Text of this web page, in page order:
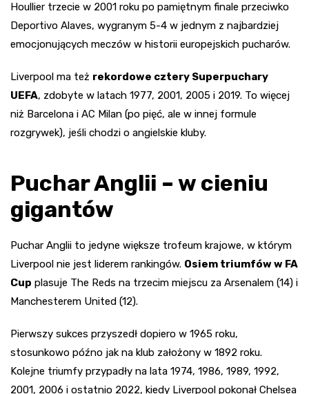
Houllier trzecie w 2001 roku po pamiętnym finale przeciwko
Deportivo Alaves, wygranym 5-4 w jednym z najbardziej
emocjonujących meczów w historii europejskich pucharów.
Liverpool ma też rekordowe cztery Superpuchary
UEFA, zdobyte w latach 1977, 2001, 2005 i 2019. To więcej
niż Barcelona i AC Milan (po pięć, ale w innej formule
rozgrywek), jeśli chodzi o angielskie kluby.
Puchar Anglii – w cieniu
gigantów
Puchar Anglii to jedyne większe trofeum krajowe, w którym
Liverpool nie jest liderem rankingów. Osiem triumfów w FA
Cup plasuje The Reds na trzecim miejscu za Arsenalem (14) i
Manchesterem United (12).
Pierwszy sukces przyszedł dopiero w 1965 roku,
stosunkowo późno jak na klub założony w 1892 roku.
Kolejne triumfy przypadły na lata 1974, 1986, 1989, 1992,
2001, 2006 i ostatnio 2022, kiedy Liverpool pokonał Chelsea